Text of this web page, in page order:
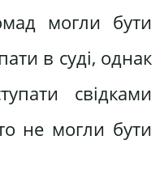
могли бути
в суді, однак
свідками
не могли бути